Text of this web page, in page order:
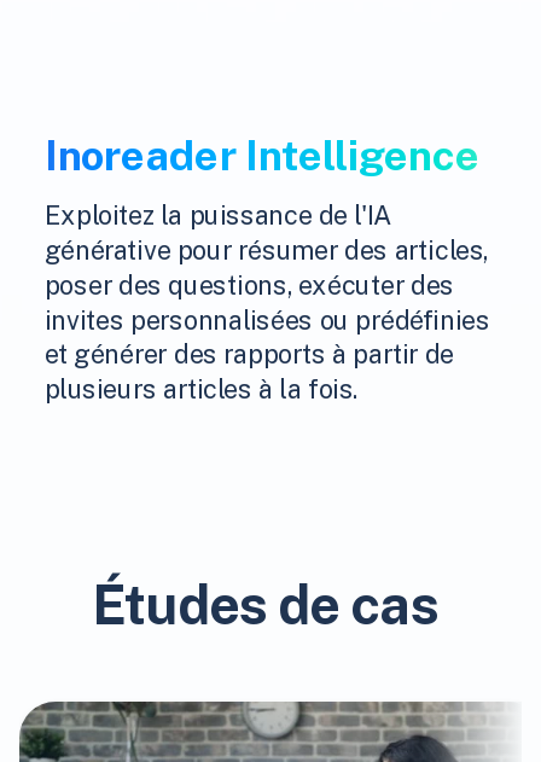
Inoreader Intelligence
Exploitez la puissance de l'IA
générative pour résumer des articles,
poser des questions, exécuter des
invites personnalisées ou prédéfinies
et générer des rapports à partir de
plusieurs articles à la fois.
Études de cas